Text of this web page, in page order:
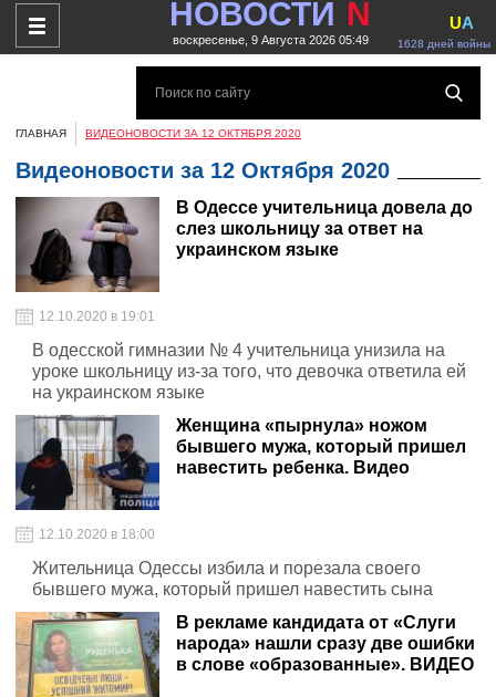
НОВОСТИ N
воскресенье, 9 Августа 2026 05:49 1628 дней войны
UA
ГЛАВНАЯ ВИДЕОНОВОСТИ ЗА 12 ОКТЯБРЯ 2020
Видеоновости за 12 Октября 2020
В Одессе учительница довела до
слез школьницу за ответ на
украинском языке
12.10.2020 в 19:01
В одесской гимназии № 4 учительница унизила на
уроке школьницу из-за того, что девочка ответила ей
на украинском языке
Женщина «пырнула» ножом
бывшего мужа, который пришел
навестить ребенка. Видео
12.10.2020 в 18:00
Жительница Одессы избила и порезала своего
бывшего мужа, который пришел навестить сына
В рекламе кандидата от «Слуги
народа» нашли сразу две ошибки
в слове «образованные». ВИДЕО